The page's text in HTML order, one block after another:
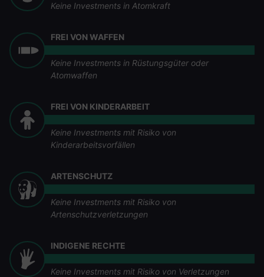
Keine Investments in Atomkraft
FREI VON WAFFEN
Keine Investments in Rüstungsgüter oder
Atomwaffen
FREI VON KINDERARBEIT
Keine Investments mit Risiko von
Kinderarbeitsvorfällen
ARTENSCHUTZ
Keine Investments mit Risiko von
Artenschutzverletzungen
INDIGENE RECHTE
Keine Investments mit Risiko von Verletzungen